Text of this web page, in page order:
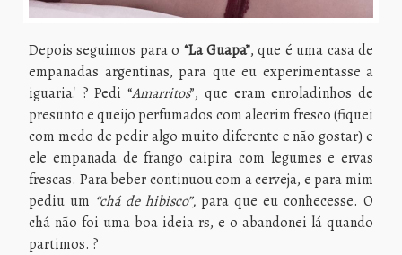
Depois seguimos para o “La Guapa”, que é uma casa de
empanadas argentinas, para que eu experimentasse a
iguaria! ? Pedi “Amarritos”, que eram enroladinhos de
presunto e queijo perfumados com alecrim fresco (fiquei
com medo de pedir algo muito diferente e não gostar) e
ele empanada de frango caipira com legumes e ervas
frescas. Para beber continuou com a cerveja, e para mim
pediu um “chá de hibisco”, para que eu conhecesse. O
chá não foi uma boa ideia rs, e o abandonei lá quando
partimos. ?